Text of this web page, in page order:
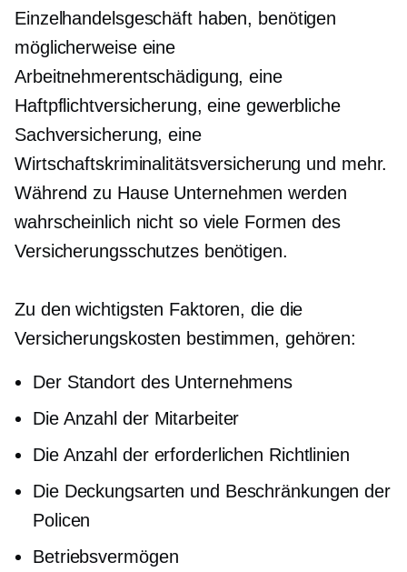
Einzelhandelsgeschäft haben, benötigen
möglicherweise eine
Arbeitnehmerentschädigung, eine
Haftpflichtversicherung, eine gewerbliche
Sachversicherung, eine
Wirtschaftskriminalitätsversicherung und mehr.
Während zu HauseUnternehmen werden
wahrscheinlich nicht so viele Formen des
Versicherungsschutzes benötigen.
Zu den wichtigsten Faktoren, die die
Versicherungskosten bestimmen, gehören:
Der Standort des Unternehmens
Die Anzahl der Mitarbeiter
Die Anzahl der erforderlichen Richtlinien
Die Deckungsarten und Beschränkungen der
Policen
Betriebsvermögen